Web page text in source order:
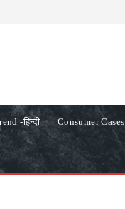
-हिन्दी Consumer Cases